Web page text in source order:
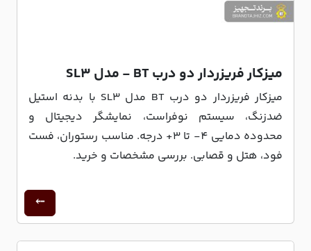
میزکار فریزردار دو درب BT - مدل SL3
میزکار فریزردار دو درب BT مدل SL3 با بدنه استیل
ضدزنگ، سیستم نوفراست، نمایشگر دیجیتال و
محدوده دمایی 4- تا 3+ درجه. مناسب رستوران، فست
فود، هتل و قصابی. بررسی مشخصات و خرید.